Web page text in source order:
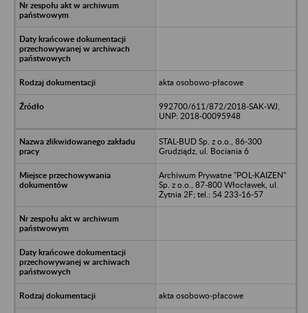
akta osobowo-płacowe
992700/611/872/2018-SAK-WJ,
UNP: 2018-00095948
STAL-BUD Sp. z o.o., 86-300
Grudziądz, ul. Bociania 6
Archiwum Prywatne "POL-KAIZEN"
Sp. z o.o., 87-800 Włocławek, ul.
Żytnia 2F; tel.: 54 233-16-57
akta osobowo-płacowe